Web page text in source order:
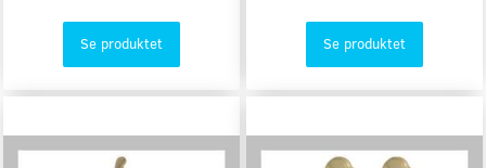
Se produktet Se produktet